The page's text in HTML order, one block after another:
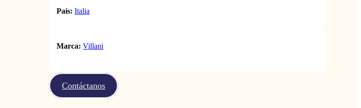
País: Italia
Marca: Villani
Contáctanos